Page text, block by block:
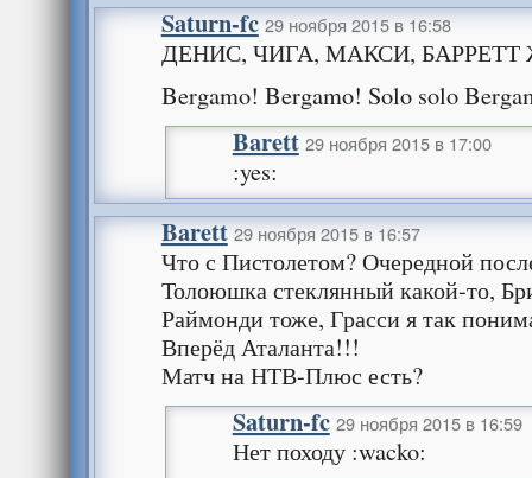
Saturn-fc 29 ноября 2015 в 16:58
ДЕНИС, ЧИГА, МАКСИ,
Bergamo! Bergamo! Solo solo
Barett 29 ноября 2015 в 17:00
:yes:
Barett 29 ноября 2015 в 16:57
Что с Пистолетом? Очередной
Толоюшка стеклянный какой-то,
Раймонди тоже, Грасси я так
Вперёд Аталанта!!!
Матч на НТВ-Плюс есть?
Saturn-fc 29 ноября 2015 в 16:59
Нет походу :wacko: